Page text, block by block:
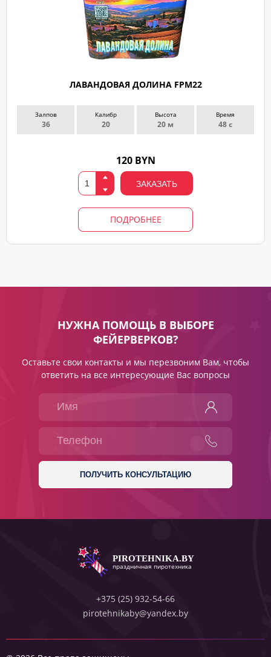
ЛАВАНДОВАЯ ДОЛИНА FPM22
Залпов
36
Калибр
20
Высота
20 м
Время
48 с
120 BYN
ЗАКАЗАТЬ
ПОДРОБНЕЕ
НУЖНА ПОМОЩЬ В ВЫБОРЕ
ФЕЙЕРВЕРКОВ?
Оставьте свои контакты и мы перезвоним Вам, чтобы
ответить на все интересующие Вас вопросы
PIROTEHNIKA.BY
праздничная пиротехника
+375 (25) 932-54-66
pirotehnikaby@yandex.by